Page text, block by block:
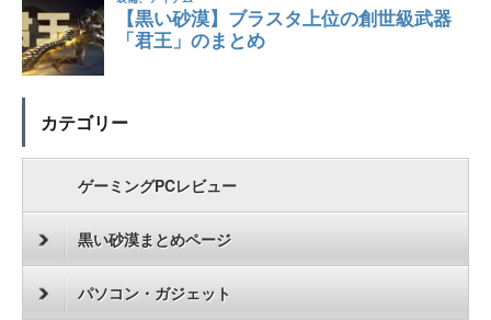
カテゴリー
ゲーミングPCレビュー
黒い砂漠まとめページ
パソコン・ガジェット